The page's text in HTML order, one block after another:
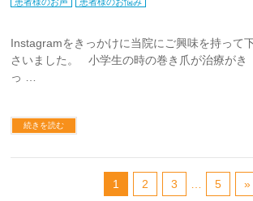
Instagramをきっかけに当院にご興味を持って
さいました。 小学生の時の巻き爪が治療がき
っ …
続きを読む
1 2 3 5 »